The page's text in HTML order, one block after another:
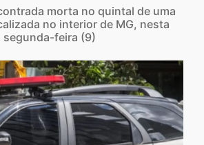
morta no quintal de uma
no interior de MG, nesta
segunda-feira (9)